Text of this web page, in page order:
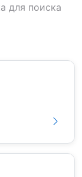
для поиска